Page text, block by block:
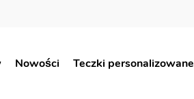
Nowości Teczki personalizowane